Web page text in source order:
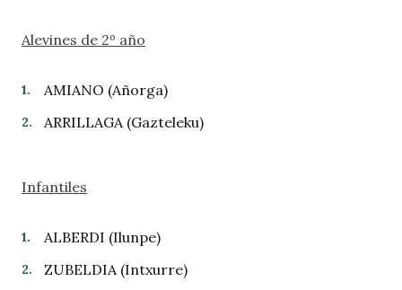
Alevines de 2º año
AMIANO (Añorga)
ARRILLAGA (Gazteleku)
Infantiles
ALBERDI (Ilunpe)
ZUBELDIA (Intxurre)